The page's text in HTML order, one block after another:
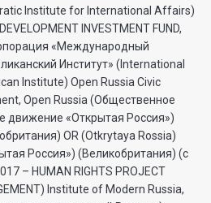
Institute for International Affairs)
INVESTMENT FUND,
«Международный
Институт» (International
Institute) Open Russia Civic
Open Russia (Общественное
движение «Открытая Россия»)
OR (Otkrytaya Rossia)
Россия») (Великобритания) (с
– HUMAN RIGHTS PROJECT
Institute of Modern Russia,